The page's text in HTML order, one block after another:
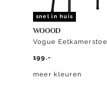
snel in huis
WOOOD
Vogue
199.-
meer kleuren